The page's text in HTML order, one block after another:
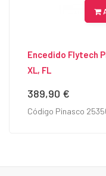
Encedido Flytech
XL, FL
Precio
389,90 €
Código Pinasco